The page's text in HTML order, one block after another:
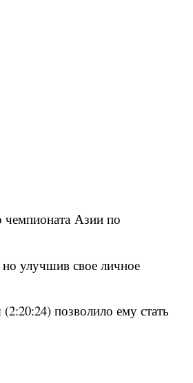
чемпионата Азии по
улучшив свое личное
позволило ему стать